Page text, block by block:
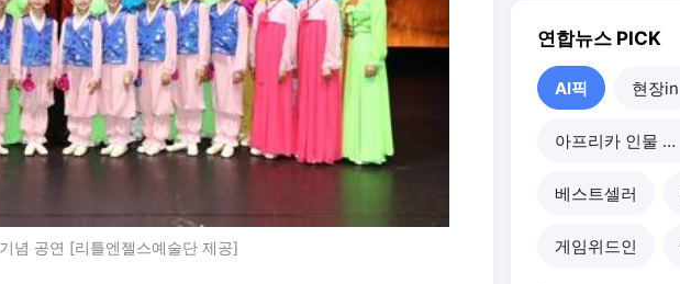
념 공연 [리틀엔젤스예술단 제공]
연합뉴스 PICK
AI픽 현장in
아프리카 인물 열전
베스트셀러
게임위드인